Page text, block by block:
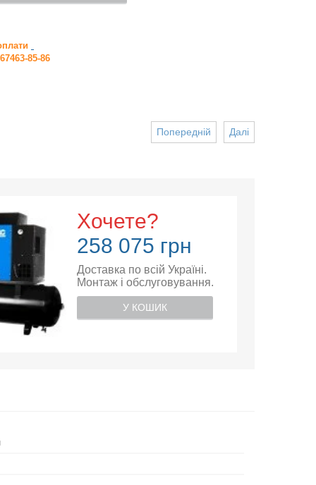
85-86
Далі
Попередній
Хочете?
258 075 грн
Доставка по всій Україні.
Монтаж і обслуговування.
У КОШИК